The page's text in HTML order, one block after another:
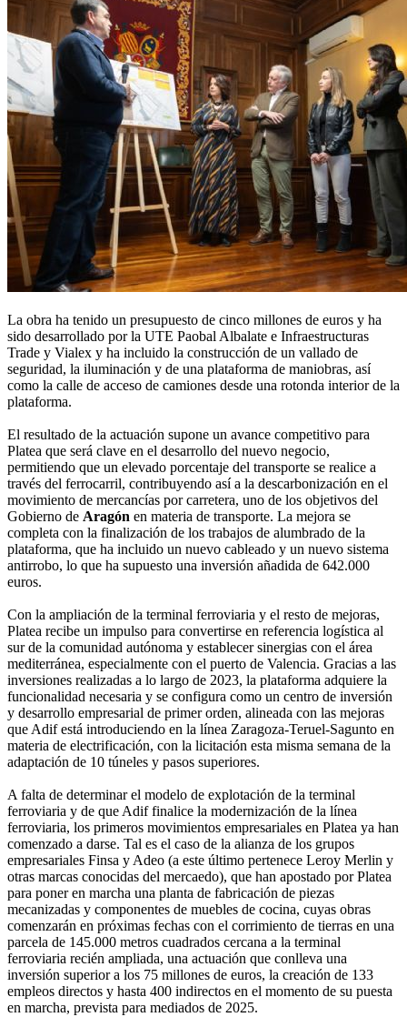
La obra ha tenido un presupuesto de cinco millones de euros y ha
sido desarrollado por la UTE Paobal Albalate e Infraestructuras
Trade y Vialex y ha incluido la construcción de un vallado de
seguridad, la iluminación y de una plataforma de maniobras, así
como la calle de acceso de camiones desde una rotonda interior de la
plataforma.
El resultado de la actuación supone un avance competitivo para
Platea que será clave en el desarrollo del nuevo negocio,
permitiendo que un elevado porcentaje del transporte se realice a
través del ferrocarril, contribuyendo así a la descarbonización en el
movimiento de mercancías por carretera, uno de los objetivos del
Gobierno de Aragón en materia de transporte. La mejora se
completa con la finalización de los trabajos de alumbrado de la
plataforma, que ha incluido un nuevo cableado y un nuevo sistema
antirrobo, lo que ha supuesto una inversión añadida de 642.000
euros.
Con la ampliación de la terminal ferroviaria y el resto de mejoras,
Platea recibe un impulso para convertirse en referencia logística al
sur de la comunidad autónoma y establecer sinergias con el área
mediterránea, especialmente con el puerto de Valencia. Gracias a las
inversiones realizadas a lo largo de 2023, la plataforma adquiere la
funcionalidad necesaria y se configura como un centro de inversión
y desarrollo empresarial de primer orden, alineada con las mejoras
que Adif está introduciendo en la línea Zaragoza-Teruel-Sagunto en
materia de electrificación, con la licitación esta misma semana de la
adaptación de 10 túneles y pasos superiores.
A falta de determinar el modelo de explotación de la terminal
ferroviaria y de que Adif finalice la modernización de la línea
ferroviaria, los primeros movimientos empresariales en Platea ya han
comenzado a darse. Tal es el caso de la alianza de los grupos
empresariales Finsa y Adeo (a este último pertenece Leroy Merlin y
otras marcas conocidas del mercaedo), que han apostado por Platea
para poner en marcha una planta de fabricación de piezas
mecanizadas y componentes de muebles de cocina, cuyas obras
comenzarán en próximas fechas con el corrimiento de tierras en una
parcela de 145.000 metros cuadrados cercana a la terminal
ferroviaria recién ampliada, una actuación que conlleva una
inversión superior a los 75 millones de euros, la creación de 133
empleos directos y hasta 400 indirectos en el momento de su puesta
en marcha, prevista para mediados de 2025.